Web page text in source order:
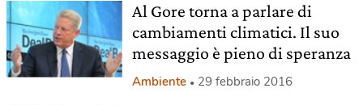
Al Gore torna a parlare di
cambiamenti climatici. Il suo
messaggio è pieno di speranza
Ambiente 29 febbraio 2016